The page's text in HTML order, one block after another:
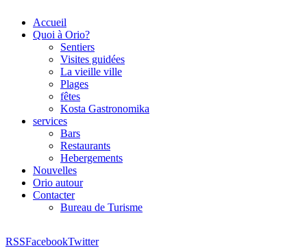
Accueil
Quoi à Orio?
Sentiers
Visites guidées
La vieille ville
Plages
fêtes
Kosta Gastronomika
services
Bars
Restaurants
Hebergements
Nouvelles
Orio autour
Contacter
Bureau de Turisme
RSSFacebookTwitter